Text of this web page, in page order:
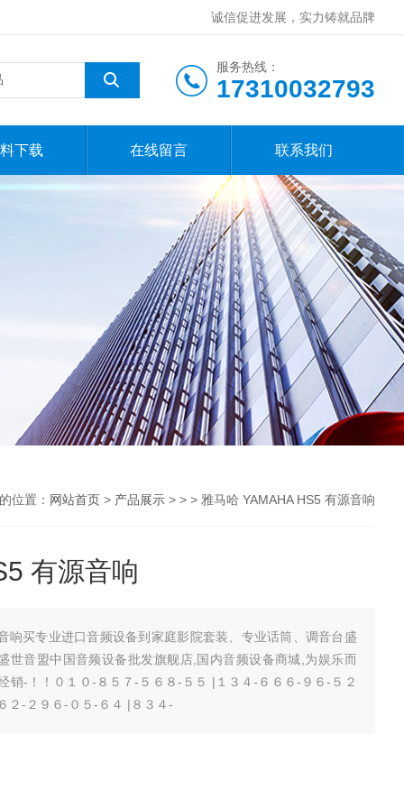
诚信促进发展，实力铸就品牌
服务热线：
17310032793
下载 在线留言 联系我们
位置： 网站首页 > 产品展示 > > > 雅马哈 YAMAHA HS5 有源音响
有源音响
响买专业进口音频设备到家庭影院套装、专业话筒、调音台盛
世音盟中国音频设备批发旗舰店,国内音频设备商城,为娱乐而
销-！！０１０-８５７-５６８-５５ |１３４-６６６-９６-５２
２-２９６-０５-６４ |８３４-